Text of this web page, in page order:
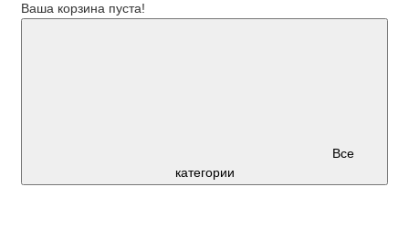
Ваша корзина пуста!
Все
категории